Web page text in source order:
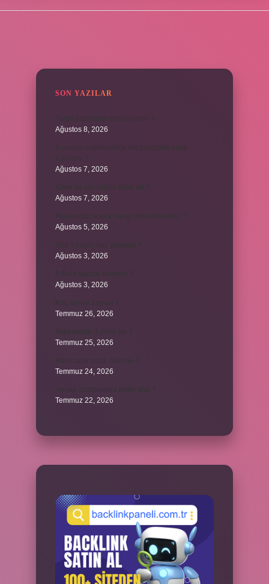
SON YAZILAR
Torpil yapmanın cezası nedir ?
Ağustos 8, 2026
Kurutma makinesinde kot programı nasıl
Ağustos 7, 2026
Ağustos 7, 2026
Ağustos 5, 2026
Ağustos 3, 2026
Ağustos 3, 2026
Temmuz 26, 2026
Temmuz 25, 2026
Temmuz 24, 2026
Temmuz 22, 2026